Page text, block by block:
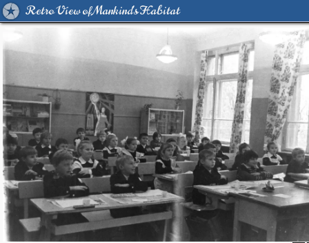
Retro View of Mankind's Habitat